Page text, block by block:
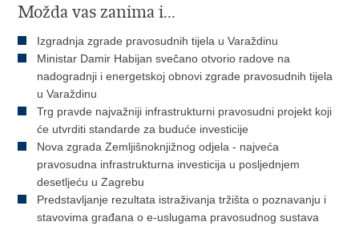
Možda vas zanima i...
Izgradnja zgrade pravosudnih tijela u Varaždinu
Ministar Damir Habijan svečano otvorio radove na
nadogradnji i energetskoj obnovi zgrade pravosudnih tijela
u Varaždinu
Trg pravde najvažniji infrastrukturni pravosudni projekt koji
će utvrditi standarde za buduće investicije
Nova zgrada Zemljišnoknjižnog odjela - najveća
pravosudna infrastrukturna investicija u posljednjem
desetljeću u Zagrebu
Predstavljanje rezultata istraživanja tržišta o poznavanju i
stavovima građana o e-uslugama pravosudnog sustava